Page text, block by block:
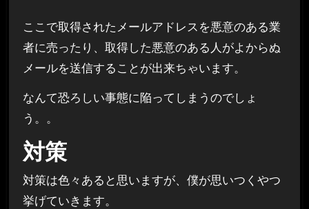
ここで取得されたメールアドレスを悪意のある業
者に売ったり、取得した悪意のある人がよからぬ
メールを送信することが出来ちゃいます。
なんて恐ろしい事態に陥ってしまうのでしょ
う。。
対策
対策は色々あると思いますが、僕が思いつくやつ
挙げていきます。